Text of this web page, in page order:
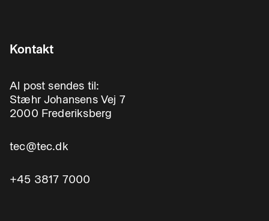
Kontakt
Al post sendes til:
Stæhr Johansens Vej 7
2000 Frederiksberg
tec@tec.dk
+45 3817 7000